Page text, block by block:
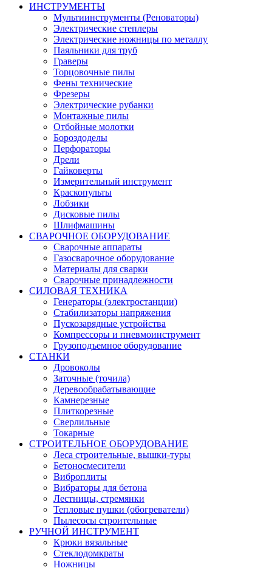
ИНСТРУМЕНТЫ
Мультиинструменты (Реноваторы)
Электрические степлеры
Электрические ножницы по металлу
Паяльники для труб
Граверы
Торцовочные пилы
Фены технические
Фрезеры
Электрические рубанки
Монтажные пилы
Отбойные молотки
Бороздоделы
Перфораторы
Дрели
Гайковерты
Измерительный инструмент
Краскопульты
Лобзики
Дисковые пилы
Шлифмашины
СВАРОЧНОЕ ОБОРУДОВАНИЕ
Сварочные аппараты
Газосварочное оборудование
Материалы для сварки
Сварочные принадлежности
СИЛОВАЯ ТЕХНИКА
Генераторы (электростанции)
Стабилизаторы напряжения
Пускозарядные устройства
Компрессоры и пневмоинструмент
Грузоподъемное оборудование
СТАНКИ
Дровоколы
Заточные (точила)
Деревообрабатывающие
Камнерезные
Плиткорезные
Сверлильные
Токарные
СТРОИТЕЛЬНОЕ ОБОРУДОВАНИЕ
Леса строительные, вышки-туры
Бетоносмесители
Виброплиты
Вибраторы для бетона
Лестницы, стремянки
Тепловые пушки (обогреватели)
Пылесосы строительные
РУЧНОЙ ИНСТРУМЕНТ
Крюки вязальные
Стеклодомкраты
Ножницы